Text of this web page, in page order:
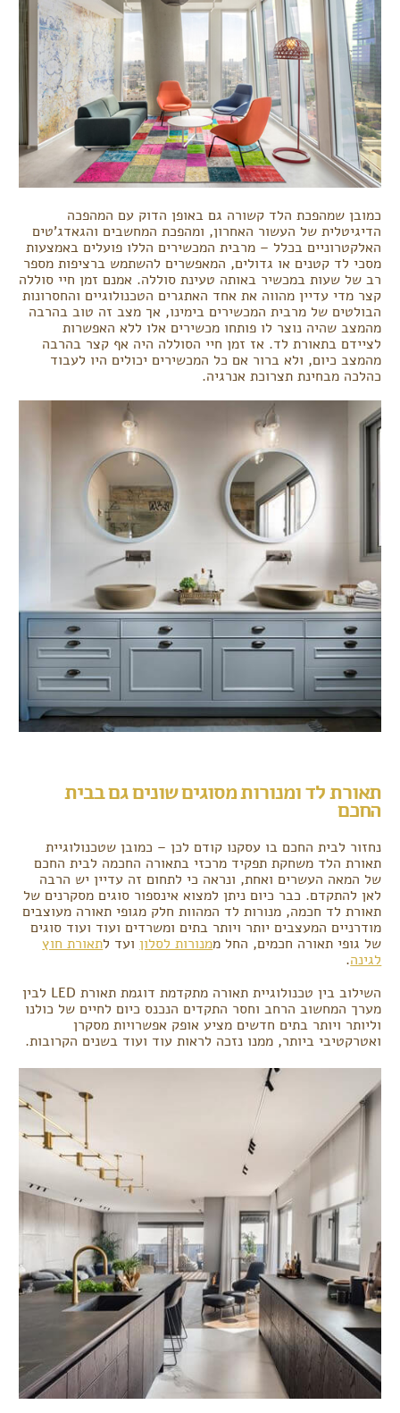
כמובן שמהפכת הלד קשורה גם באופן הדוק עם המהפכה
הדיגיטלית של העשור האחרון, ומהפכת המחשבים והגאדג'טים
האלקטרוניים בכלל – מרבית המכשירים הללו פועלים באמצעות
מסכי לד קטנים או גדולים, המאפשרים להשתמש ברציפות מספר
רב של שעות במכשיר באותה טעינת סוללה. אמנם זמן חיי סוללה
קצר מדי עדיין מהווה את אחד האתגרים הטכנולוגיים והחסרונות
הבולטים של מרבית המכשירים בימינו, אך מצב זה טוב בהרבה
מהמצב שהיה נוצר לו פותחו מכשירים אלו ללא האפשרות
לציידם בתאורת לד. אז זמן חיי הסוללה היה אף קצר בהרבה
מהמצב כיום, ולא ברור אם כל המכשירים יכולים היו לעבוד
כהלכה מבחינת תצרוכת אנרגיה.
תאורת לד ומנורות מסוגים שונים גם בבית
החכם
נחזור לבית החכם בו עסקנו קודם לכן – כמובן שטכנולוגיית
תאורת הלד משחקת תפקיד מרכזי בתאורה החכמה לבית החכם
של המאה העשרים ואחת, ונראה כי לתחום זה עדיין יש הרבה
לאן להתקדם. כבר כיום ניתן למצוא אינספור סוגים מסקרנים של
תאורת לד חכמה, מנורות לד המהוות חלק מגופי תאורה מעוצבים
מודרניים המעצבים יותר ויותר בתים ומשרדים ועוד ועוד סוגים
של גופי תאורה חכמים, החל ממנורות לסלוןועד לתאורת חוץ
לגינה.
השילוב בין טכנולוגיית תאורה מתקדמת דוגמת תאורת LED לבין
מערך המחשוב הרחב וחסר התקדים הנכנס כיום לחיים של כולנו
וליותר ויותר בתים חדשים מציע אופק אפשרויות מסקרן
ואטרקטיבי ביותר, ממנו נזכה לראות עוד ועוד בשנים הקרובות.